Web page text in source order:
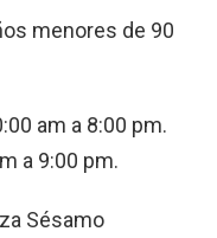
menores de 90
am a 8:00 pm.
a 9:00 pm.
Sésamo